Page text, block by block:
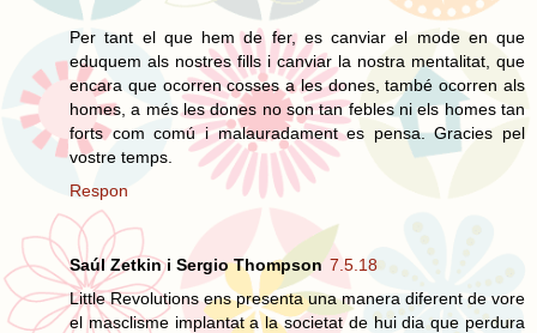
Per tant el que hem de fer, es canviar el mode en que
eduquem als nostres fills i canviar la nostra mentalitat, que
encara que ocorren cosses a les dones, també ocorren als
homes, a més les dones no son tan febles ni els homes tan
forts com comú i malauradament es pensa. Gracies pel
vostre temps.
Respon
Saúl Zetkin i Sergio Thompson 7.5.18
Little Revolutions ens presenta una manera diferent de vore
el masclisme implantat a la societat de hui dia que perdura